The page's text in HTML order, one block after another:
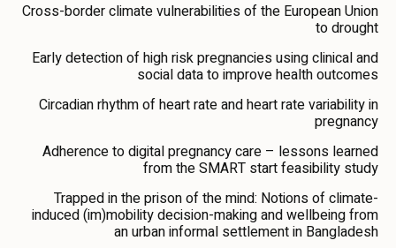
Cross-border climate vulnerabilities of the European Union
to drought
Early detection of high risk pregnancies using clinical and
social data to improve health outcomes
Circadian rhythm of heart rate and heart rate variability in
pregnancy
Adherence to digital pregnancy care – lessons learned
from the SMART start feasibility study
Trapped in the prison of the mind: Notions of climate-
induced (im)mobility decision-making and wellbeing from
an urban informal settlement in Bangladesh